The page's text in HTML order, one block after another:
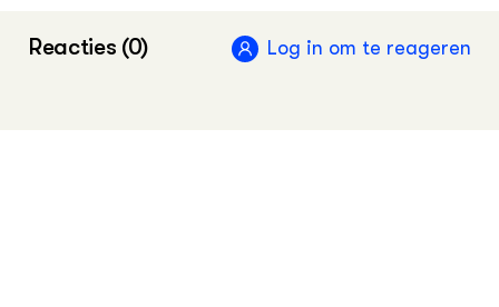
Reacties (0) Log in om te reageren